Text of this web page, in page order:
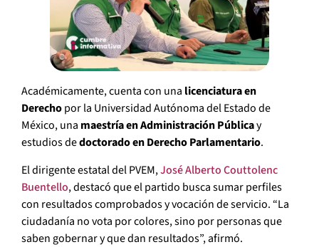
Académicamente, cuenta con una licenciatura en
Derechopor la Universidad Autónoma del Estado de
México, una maestría en Administración Públicay
estudios dedoctorado en Derecho Parlamentario.
El dirigente estatal del PVEM,José Alberto Couttolenc
Buentello, destacó que el partido busca sumar perfiles
con resultados comprobados y vocación de servicio. “La
ciudadanía no vota por colores, sino por personas que
saben gobernar y que dan resultados”, afirmó.